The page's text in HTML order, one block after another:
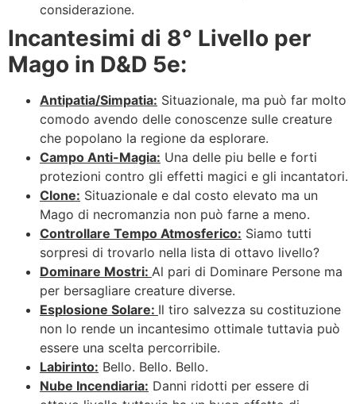
considerazione.
Incantesimi di 8° Livello per
Mago in D&D 5e:
Antipatia/Simpatia: Situazionale, ma può far molto
comodo avendo delle conoscenze sulle creature
che popolano la regione da esplorare.
Campo Anti-Magia: Una delle piu belle e forti
protezioni contro gli effetti magici e gli incantatori.
Clone: Situazionale e dal costo elevato ma un
Mago di necromanzia non può farne a meno.
Controllare Tempo Atmosferico: Siamo tutti
sorpresi di trovarlo nella lista di ottavo livello?
Dominare Mostri: Al pari di Dominare Persone ma
per bersagliare creature diverse.
Esplosione Solare: Il tiro salvezza su costituzione
non lo rende un incantesimo ottimale tuttavia può
essere una scelta percorribile.
Labirinto: Bello. Bello. Bello.
Nube Incendiaria: Danni ridotti per essere di